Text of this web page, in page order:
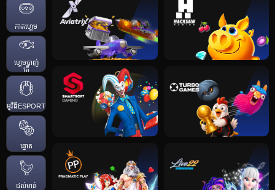
កាតហ្គេម
ហ្គេមបាញ់
ត្រី
កម្មវិធីESPORTS
ឆ្នោត
ជល់មាន់